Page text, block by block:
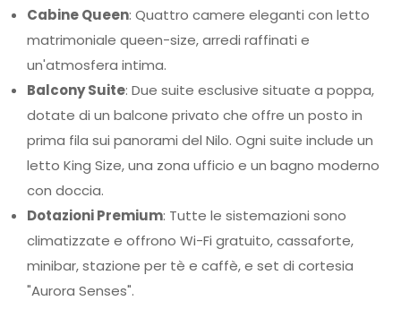
Cabine Queen: Quattro camere eleganti con letto
matrimoniale queen-size, arredi raffinati e
un'atmosfera intima.
Balcony Suite: Due suite esclusive situate a poppa,
dotate di un balcone privato che offre un posto in
prima fila sui panorami del Nilo. Ogni suite include un
letto King Size, una zona ufficio e un bagno moderno
con doccia.
Dotazioni Premium: Tutte le sistemazioni sono
climatizzate e offrono Wi-Fi gratuito, cassaforte,
minibar, stazione per tè e caffè, e set di cortesia
"Aurora Senses".